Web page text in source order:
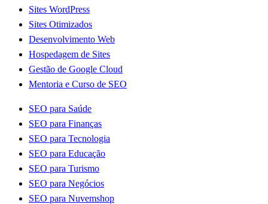
Sites WordPress
Sites Otimizados
Desenvolvimento Web
Hospedagem de Sites
Gestão de Google Cloud
Mentoria e Curso de SEO
SEO para Saúde
SEO para Finanças
SEO para Tecnologia
SEO para Educação
SEO para Turismo
SEO para Negócios
SEO para Nuvemshop